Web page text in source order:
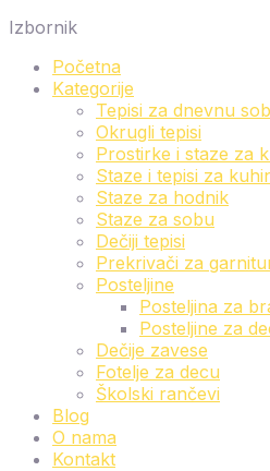
Izbornik
Početna
Kategorije
Tepisi za dnevnu
Okrugli tepisi
Prostirke i staze za
Staze i tepisi za
Staze za hodnik
Staze za sobu
Dečiji tepisi
Prekrivači za
Posteljine
Posteljina za
Posteljine za
Dečije zavese
Fotelje za decu
Školski rančevi
Blog
O nama
Kontakt